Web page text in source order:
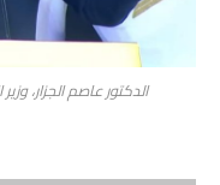
الدكتور عاصم الجزار،